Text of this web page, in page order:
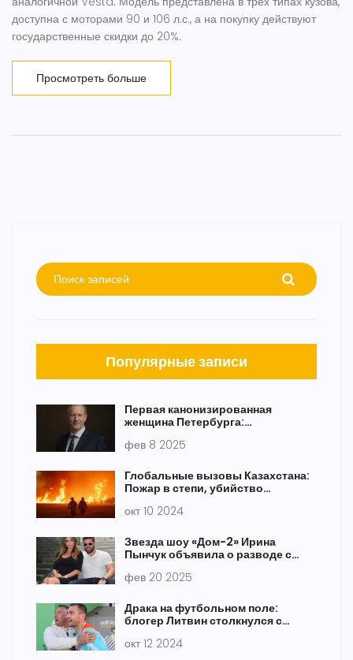
доступна с моторами 90 и 106 л.с., а на покупку действуют
государственные скидки до 20%.
Просмотреть больше
Популярные записи
Первая канонизированная
женщина Петербурга:
Ксении Петербургской
фев 8 2025
Глобальные вызовы Казахстана:
Пожар в степи, убийство
центре внимания
окт 10 2024
Звезда шоу «Дом-2» Ирина
Пынчук объявила о разводе с
фев 20 2025
Драка на футбольном поле:
блогер Литвин столкнулся с
против СКА-Ростов
окт 12 2024